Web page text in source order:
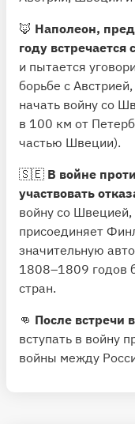
🦊 Наполеон,
году
и пытается
борьбе с
начать войну со
в 100 км от
частью Швеции).
🇸🇪 В войне
участвовать
войну со Швецией,
присоединяет
значительную
1808–1809 годов
стран.
👊 После встречи
вступать в войну
войны между